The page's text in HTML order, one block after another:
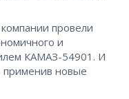
провели
и
КАМАЗ-54901. И
применив новые